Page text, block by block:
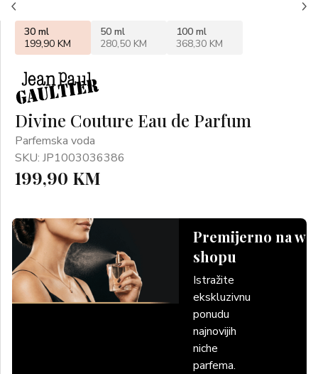
Divine Couture Eau de Parfum
Parfemska voda
SKU: JP1003036386
199,90 KM
Premijerno na
shopu
Istražite
ekskluzivnu
ponudu
najnovijih
niche
parfema.
30 ml
199,90 KM
50 ml
280,50 KM
100 ml
368,30 KM